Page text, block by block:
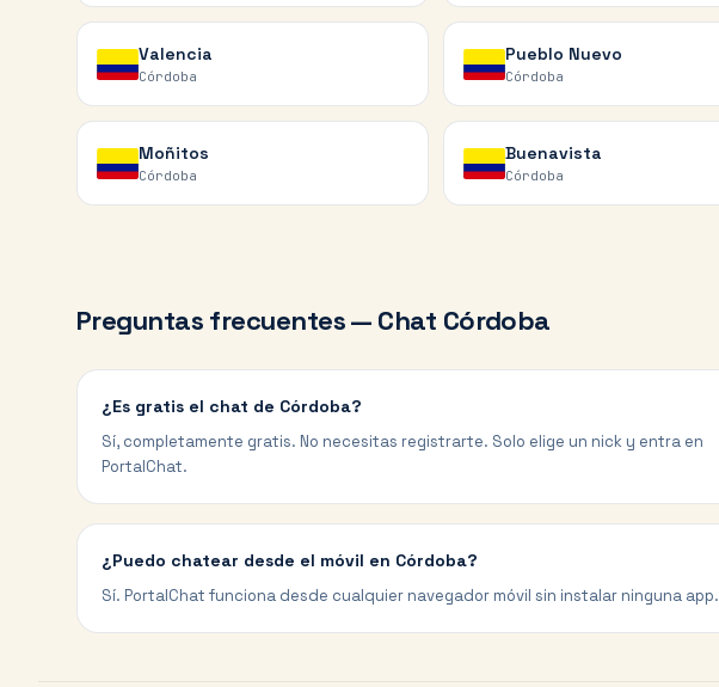
Valencia
Córdoba
Pueblo Nuevo
Córdoba
Moñitos
Córdoba
Buenavista
Córdoba
Preguntas frecuentes — Chat Córdoba
¿Es gratis el chat de Córdoba?
Sí, completamente gratis. No necesitas registrarte. Solo elige un nick y entra en
PortalChat.
¿Puedo chatear desde el móvil en Córdoba?
Sí. PortalChat funciona desde cualquier navegador móvil sin instalar ninguna app.